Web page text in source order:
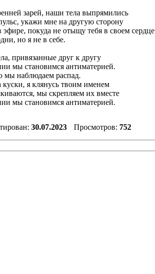
зарей, наши тела выпрямились
укажи мне на другую сторону
покуда не отыщу тебя в своем сердце
но я не в себе.
привязанные друг к другу
мы становимся антиматерией.
мы наблюдаем распад.
я клянусь твоим именем
мы скрепляем их вместе
мы становимся антиматерией.
30.07.2023 Просмотров: 752